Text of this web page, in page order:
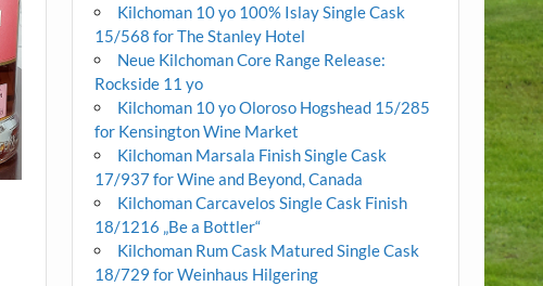
Kilchoman 10 yo 100% Islay Single Cask
15/568 for The Stanley Hotel
Neue Kilchoman Core Range Release:
Rockside 11 yo
Kilchoman 10 yo Oloroso Hogshead 15/285
for Kensington Wine Market
Kilchoman Marsala Finish Single Cask
17/937 for Wine and Beyond, Canada
Kilchoman Carcavelos Single Cask Finish
18/1216 „Be a Bottler“
Kilchoman Rum Cask Matured Single Cask
18/729 for Weinhaus Hilgering